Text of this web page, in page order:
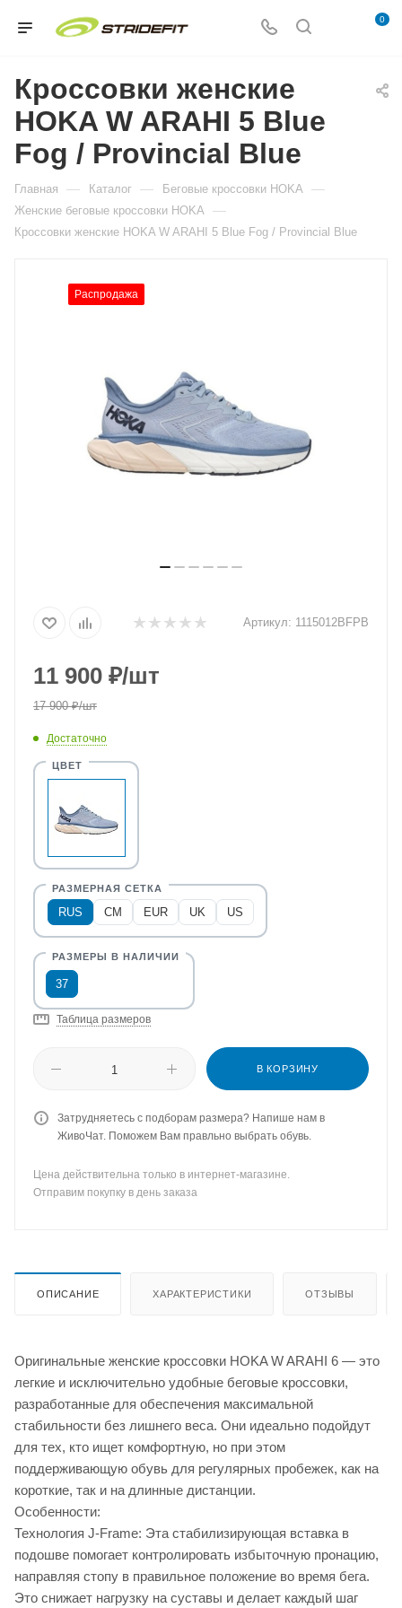
0
Кроссовки женские
HOKA W ARAHI 5 Blue
Fog / Provincial Blue
Главная — Каталог — Беговые кроссовки HOKA —
Женские беговые кроссовки HOKA —
Кроссовки женские HOKA W ARAHI 5 Blue Fog / Provincial Blue
Распродажа
Артикул: 1115012BFPB
11 900 ₽/шт
17 900₽/шт
Достаточно
RUS CM EUR UK US
37
Таблица размеров
В КОРЗИНУ
Затрудняетесь с подборам размера? Напише нам в
ЖивоЧат. Поможем Вам правльно выбрать обувь.
Цена действительна только в интернет-магазине.
Отправим покупку в день заказа
ОПИСАНИЕ ХАРАКТЕРИСТИКИ ОТЗЫВЫ
Оригинальные женские кроссовки HOKA W ARAHI 6 — это
легкие и исключительно удобные беговые кроссовки,
разработанные для обеспечения максимальной
стабильности без лишнего веса. Они идеально подойдут
для тех, кто ищет комфортную, но при этом
поддерживающую обувь для регулярных пробежек, как на
короткие, так и на длинные дистанции.
Особенности:
Технология J-Frame: Эта стабилизирующая вставка в
подошве помогает контролировать избыточную пронацию,
направляя стопу в правильное положение во время бега.
Это снижает нагрузку на суставы и делает каждый шаг